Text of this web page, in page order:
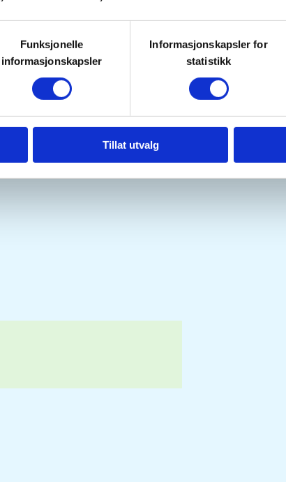
Funksjonelle
informasjonskapsler
Informasjonskapsler for
statistikk
Tillat utvalg
ha fortrinnsrett som
Andre: 300,-
fyller 14 år og fram
fra foreldre eller